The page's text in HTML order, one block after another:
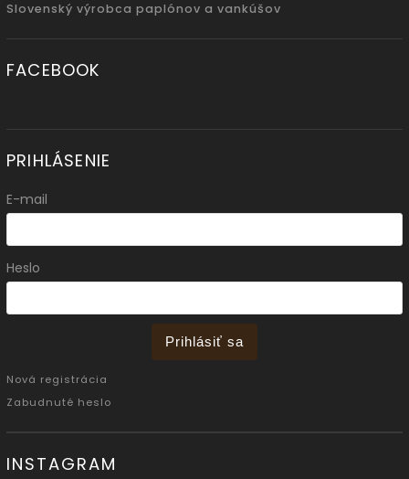
Slovenský výrobca paplónov a vankúšov
FACEBOOK
PRIHLÁSENIE
E-mail
Heslo
Prihlásiť sa
Nová registrácia
Zabudnuté heslo
INSTAGRAM